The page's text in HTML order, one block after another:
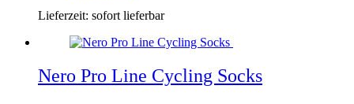
können
auf
der
gewählt
Lieferzeit: sofort lieferbar
Nero Pro Line Cycling Socks